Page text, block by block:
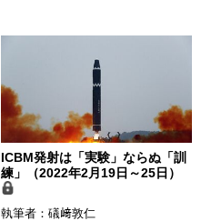
ICBM発射は「実験」ならぬ「訓
練」（2022年2月19日～25日）
執筆者：礒﨑敦仁